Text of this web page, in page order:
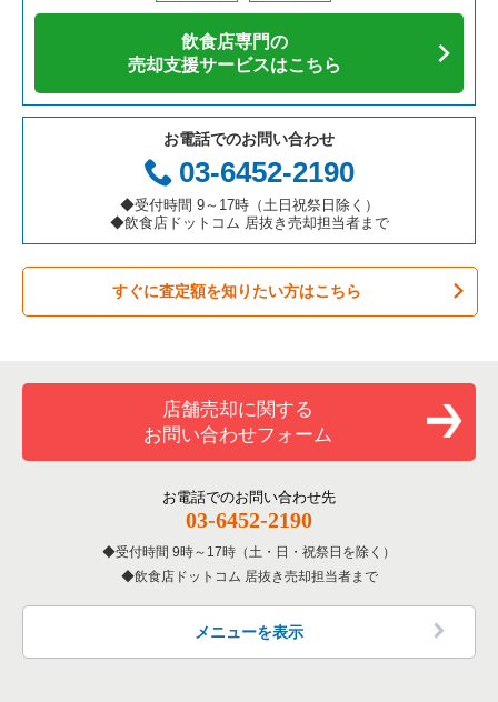
カフェの居抜き売却物件の案件一覧
テイクアウトの居抜き売却物件の案件一覧
お弁当・惣菜・デリの居抜き売却物件の案件一覧
カラオケ・パブ・スナックの居抜き売却物件の案件一覧
バーの居抜き売却物件の案件一覧
居酒屋・ダイニングバーの居抜き売却物件の案件一覧
洋食の居抜き売却物件の案件一覧
その他の居抜き売却物件の案件一覧
愛知県の飲食店の居抜き売却物件の案件一覧
岐阜県の飲食店の居抜き売却物件の案件一覧
三重県の飲食店の居抜き売却物件の案件一覧
千代田区の飲食店の居抜き売却物件の案件一覧
港区の飲食店の居抜き売却物件の案件一覧
足立区の飲食店の居抜き売却物件の案件一覧
板橋区の飲食店の居抜き売却物件の案件一覧
台東区の飲食店の居抜き売却物件の案件一覧
練馬区の飲食店の居抜き売却物件の案件一覧
北区の飲食店の居抜き売却物件の案件一覧
江戸川区の飲食店の居抜き売却物件の案件一覧
墨田区の飲食店の居抜き売却物件の案件一覧
品川区の飲食店の居抜き売却物件の案件一覧
東京23区の焼肉の居抜き売却物件の案件一覧
東京23区の鉄板焼き・お好み焼の居抜き売却物件の案件一覧
東京23区のアジア料理の居抜き売却物件の案件一覧
東京23区のカフェの居抜き売却物件の案件一覧
東京23区のテイクアウトの居抜き売却物件の案件一覧
東京23区のお弁当・惣菜・デリの居抜き売却物件の案件一覧
東京23区のバーの居抜き売却物件の案件一覧
東京23区の居酒屋・ダイニングバーの居抜き売却物件の案件一
東京23区の専門料理の居抜き売却物件の案件一覧
東京23区の和食の居抜き売却物件の案件一覧
東京23区の洋食の居抜き売却物件の案件一覧
杉並区の鉄板焼き・お好み焼の居抜き売却物件の案件一覧
杉並区のアジア料理の居抜き売却物件の案件一覧
杉並区のカフェの居抜き売却物件の案件一覧
杉並区のテイクアウトの居抜き売却物件の案件一覧
杉並区のお弁当・惣菜・デリの居抜き売却物件の案件一覧
杉並区のカラオケ・パブ・スナックの居抜き売却物件の案件一
覧
杉並区の居酒屋・ダイニングバーの居抜き売却物件の案件一覧
杉並区の専門料理の居抜き売却物件の案件一覧
杉並区の和食の居抜き売却物件の案件一覧
杉並区の洋食の居抜き売却物件の案件一覧
杉並区のその他の居抜き売却物件の案件一覧
飲食店専門の
売却支援サービスはこちら
お電話でのお問い合わせ
03-6452-2190
◆受付時間 9～17時（土日祝祭日除く）
◆飲食店ドットコム 居抜き売却担当者まで
すぐに査定額を知りたい方はこちら
店舗売却に関する
お問い合わせフォーム
お電話でのお問い合わせ先
03-6452-2190
受付時間 9時～17時（土・日・祝祭日を除く）
飲食店ドットコム 居抜き売却担当者まで
メニューを表示